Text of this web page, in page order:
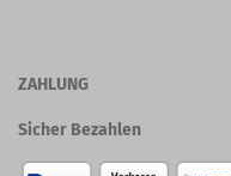
ZAHLUNG
Sicher Bezahlen